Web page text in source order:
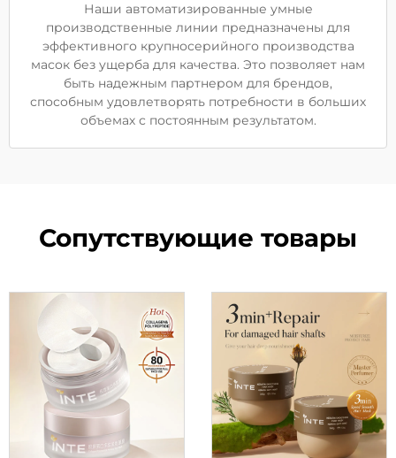
Наши автоматизированные умные
производственные линии предназначены для
эффективного крупносерийного производства
масок без ущерба для качества. Это позволяет нам
быть надежным партнером для брендов,
способным удовлетворять потребности в больших
объемах с постоянным результатом.
Сопутствующие товары